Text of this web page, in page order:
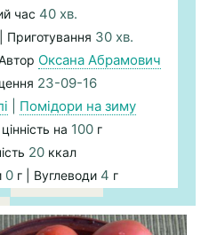
час 40 хв.
| Приготування 30 хв.
Оксана Абрамович
23-09-16
Помідори на зиму
на 100 г
20 ккал
0 г | Вуглеводи 4 г